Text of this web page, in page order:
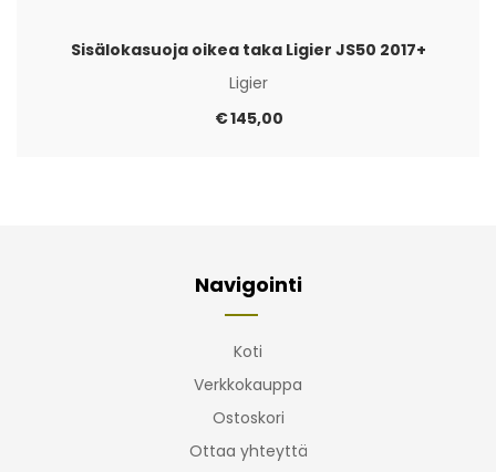
Sisälokasuoja oikea taka Ligier JS50 2017+
Ligier
€145,00
Navigointi
Koti
Verkkokauppa
Ostoskori
Ottaa yhteyttä